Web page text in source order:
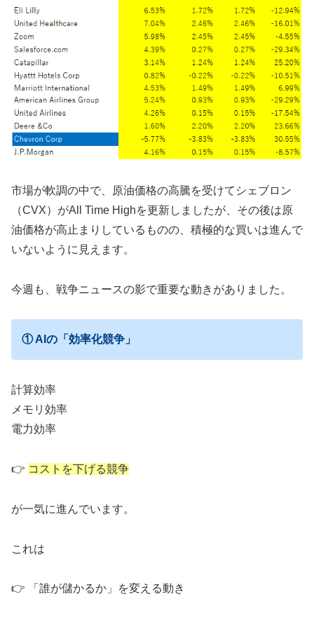
市場が軟調の中で、原油価格の高騰を受けてシェブロン
（CVX）がAll Time Highを更新しましたが、その後は原
油価格が高止まりしているものの、積極的な買いは進んで
いないように見えます。
今週も、戦争ニュースの影で重要な動きがありました。
① AIの「効率化競争」
計算効率
メモリ効率
電力効率
👉 コストを下げる競争
が一気に進んでいます。
これは
👉 「誰が儲かるか」を変える動き